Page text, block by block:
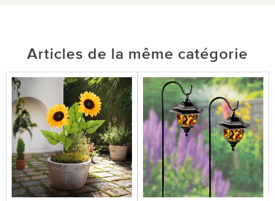
Articles de la même catégorie